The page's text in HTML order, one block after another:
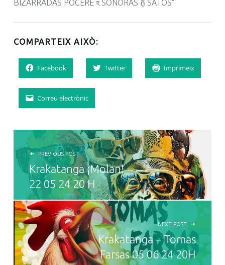
COMPARTEIX AIXÒ:
Facebook Twitter Imprimeix
Correu electrònic
NAVEGACIÓ D'ENTRADES
PREVIOUS POST
Krakatanga ¡Molan!
22 05 24 20 H
NEXT POST
Krakatanga – Tomas
Farsas 05 06 24 20H